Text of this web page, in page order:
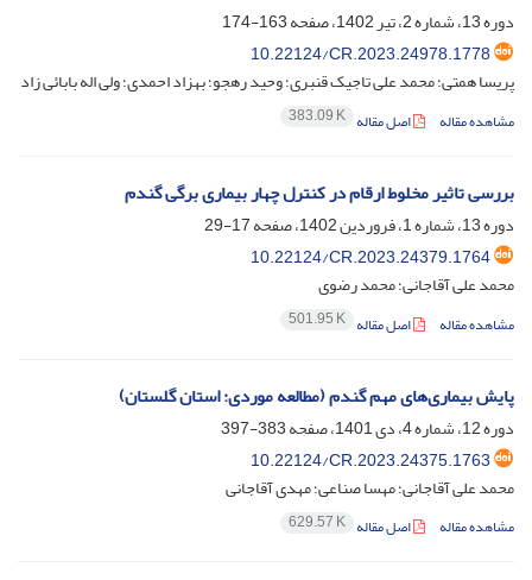
دوره 13، شماره 2، تیر 1402، صفحه
163-174
10.22124/CR.2023.24978.1778
پریسا همتی؛ محمد علی تاجیک قنبری؛ وحید رهجو؛ بهزاد احمدی؛ ولی اله بابائی زاد
مشاهده مقاله اصل مقاله 383.09 K
بررسی تاثیر مخلوط ارقام در کنترل چهار بیماری برگی گندم
دوره 13، شماره 1، فروردین 1402، صفحه
17-29
10.22124/CR.2023.24379.1764
محمد علی آقاجانی؛ محمد رضوی
مشاهده مقاله اصل مقاله 501.95 K
پایش بیماری‌های مهم گندم (مطالعه موردی: استان گلستان)
دوره 12، شماره 4، دی 1401، صفحه
383-397
10.22124/CR.2023.24375.1763
محمد علی آقاجانی؛ مهسا صناعی؛ مهدی آقاجانی
مشاهده مقاله اصل مقاله 629.57 K